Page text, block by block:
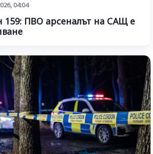
04:04
159: ПВО арсеналът на САЩ е